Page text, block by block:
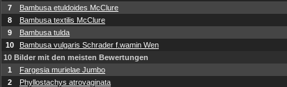
7
Bambusa etuldoides McClure
8
Bambusa textilis McClure
9
Bambusa tulda
10
Bambusa vulgaris Schrader f.wamin Wen
10 Bilder mit den meisten Bewertungen
1
Fargesia murielae Jumbo
2
Phyllostachys atrovaginata